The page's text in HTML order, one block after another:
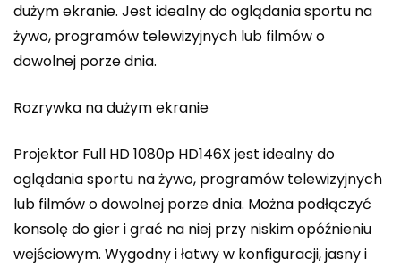
dużym ekranie. Jest idealny do oglądania sportu na
żywo, programów telewizyjnych lub filmów o
dowolnej porze dnia.
Rozrywka na dużym ekranie
Projektor Full HD 1080p HD146X jest idealny do
oglądania sportu na żywo, programów telewizyjnych
lub filmów o dowolnej porze dnia. Można podłączyć
konsolę do gier i grać na niej przy niskim opóźnieniu
wejściowym. Wygodny i łatwy w konfiguracji, jasny i